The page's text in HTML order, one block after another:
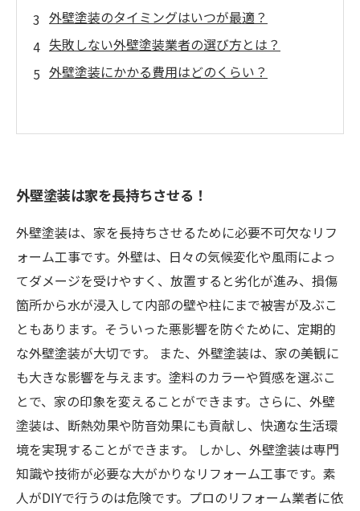
外壁塗装のタイミングはいつが最適？
失敗しない外壁塗装業者の選び方とは？
外壁塗装にかかる費用はどのくらい？
外壁塗装は家を長持ちさせる！
外壁塗装は、家を長持ちさせるために必要不可欠なリフ
ォーム工事です。外壁は、日々の気候変化や風雨によっ
てダメージを受けやすく、放置すると劣化が進み、損傷
箇所から水が浸入して内部の壁や柱にまで被害が及ぶこ
ともあります。そういった悪影響を防ぐために、定期的
な外壁塗装が大切です。 また、外壁塗装は、家の美観に
も大きな影響を与えます。塗料のカラーや質感を選ぶこ
とで、家の印象を変えることができます。さらに、外壁
塗装は、断熱効果や防音効果にも貢献し、快適な生活環
境を実現することができます。 しかし、外壁塗装は専門
知識や技術が必要な大がかりなリフォーム工事です。素
人がDIYで行うのは危険です。プロのリフォーム業者に依